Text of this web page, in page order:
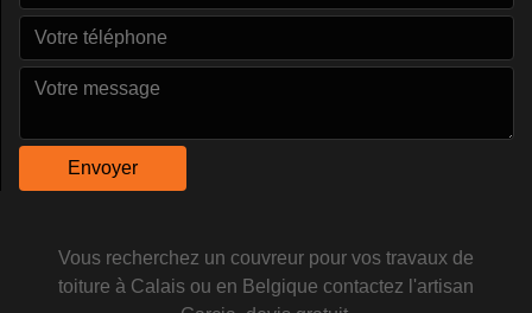
Vous recherchez un couvreur pour vos travaux de
toiture à Calais ou en Belgique contactez l'artisan